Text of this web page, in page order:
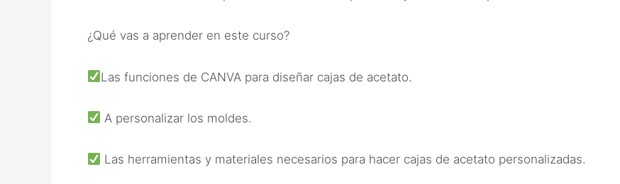
¿Qué vas a aprender en este curso?
Las funciones de CANVA para diseñar cajas de acetato.
A personalizar los moldes.
Las herramientas y materiales necesarios para hacer cajas de acetato personalizadas.